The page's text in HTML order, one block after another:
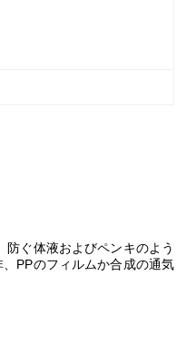
防ぐ体液およびペンキのよう
PPのフィルムか合成の通気